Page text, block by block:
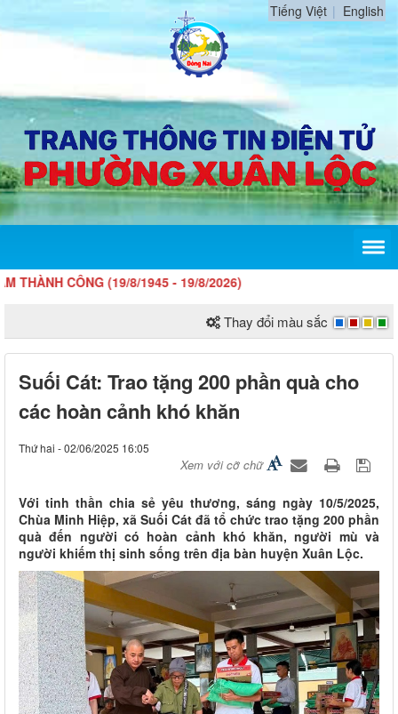
Tiếng Việt English
CÔNG (19/8/1945 - 19/8/2026)
Thay đổi màu sắc
Suối Cát: Trao tặng 200 phần quà cho
các hoàn cảnh khó khăn
Thứ hai - 02/06/2025 16:05
Xem với cỡ chữ
Với tinh thần chia sẻ yêu thương, sáng ngày 10/5/2025,
Chùa Minh Hiệp, xã Suối Cát đã tổ chức trao tặng 200 phần
quà đến người có hoàn cảnh khó khăn, người mù và
người khiếm thị sinh sống trên địa bàn huyện Xuân Lộc.